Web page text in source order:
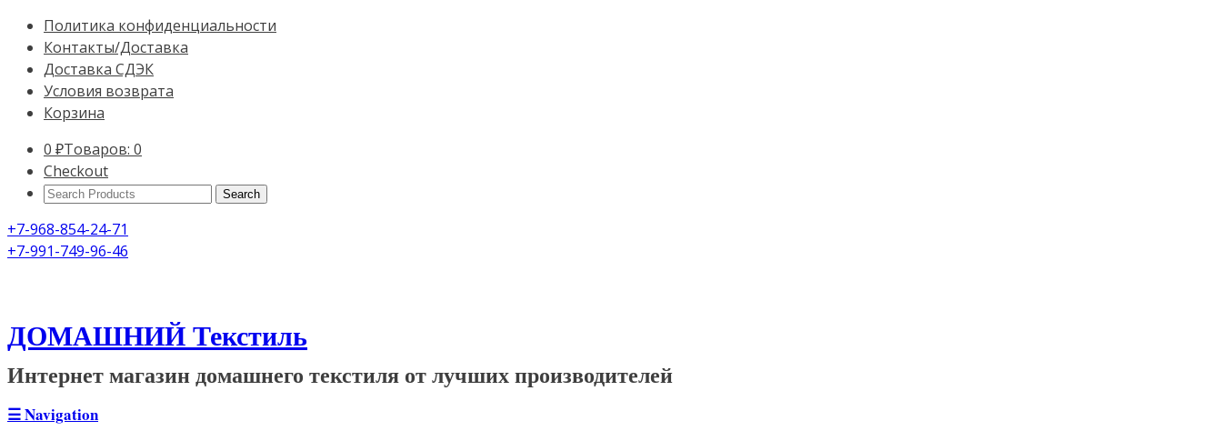
Политика конфиденциальности
Контакты/Доставка
Доставка СДЭК
Условия возврата
Корзина
0 ₽Товаров: 0
Checkout
Search
+7-968-854-24-71
+7-991-749-96-46
ДОМАШНИЙ Текстиль
Интернет магазин домашнего текстиля от лучших производителей
☰Navigation